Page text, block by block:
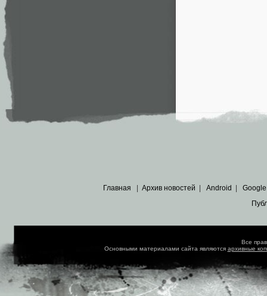
Главная Архив новостей Android Google
Все
Основными материалами сайта являются архивные